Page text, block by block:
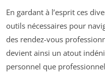
En gardant à l’esprit ces
outils nécessaires pour
des rendez-vous
devient ainsi un atout
personnel que